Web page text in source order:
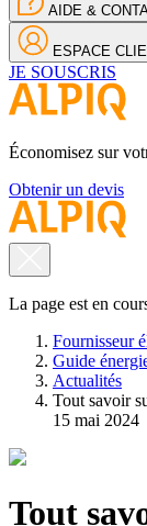
AIDE &
ESPACE
JE SOUSCRIS
Économisez sur
Obtenir un devis
La page est en
Fournisseur
Guide
Actualités
Tout savoir
15 mai 2024
Tout